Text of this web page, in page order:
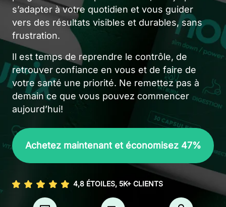
s’adapter à votre quotidien et vous guider
vers des résultats visibles et durables, sans
frustration.
Il est temps de reprendre le contrôle, de
retrouver confiance en vous et de faire de
votre santé une priorité. Ne remettez pas à
demain ce que vous pouvez commencer
aujourd’hui!
Achetez maintenant et économisez 47%
4,8 ÉTOILES, 5K+ CLIENTS